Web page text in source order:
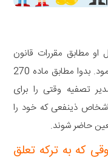
مطابق مقررات قانون
تجارت و قانون امور حسبی اقدام خواهد نمود. بدوا مطابق ماده 270
تصفیه وقتی را برای
ذینفعی که خود را
حاضر شوند.
که به ترکه تعلق